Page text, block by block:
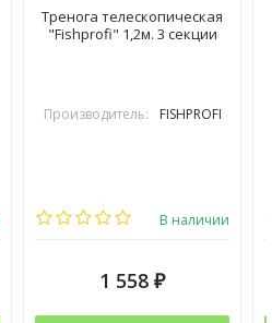
Тренога телескопическая
"Fishprofi" 1,2м. 3 секции
Производитель: FISHPROFI
В наличии
1 558 ₽